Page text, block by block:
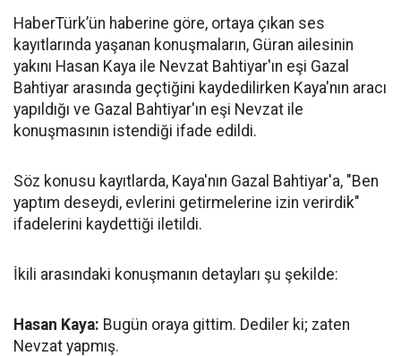
HaberTürk’ün haberine göre, ortaya çıkan ses
kayıtlarında yaşanan konuşmaların, Güran ailesinin
yakını Hasan Kaya ile Nevzat Bahtiyar'ın eşi Gazal
Bahtiyar arasında geçtiğini kaydedilirken Kaya'nın aracı
yapıldığı ve Gazal Bahtiyar'ın eşi Nevzat ile
konuşmasının istendiği ifade edildi.
Söz konusu kayıtlarda, Kaya'nın Gazal Bahtiyar'a, "Ben
yaptım deseydi, evlerini getirmelerine izin verirdik"
ifadelerini kaydettiği iletildi.
İkili arasındaki konuşmanın detayları şu şekilde:
Hasan Kaya: Bugün oraya gittim. Dediler ki; zaten
Nevzat yapmış.